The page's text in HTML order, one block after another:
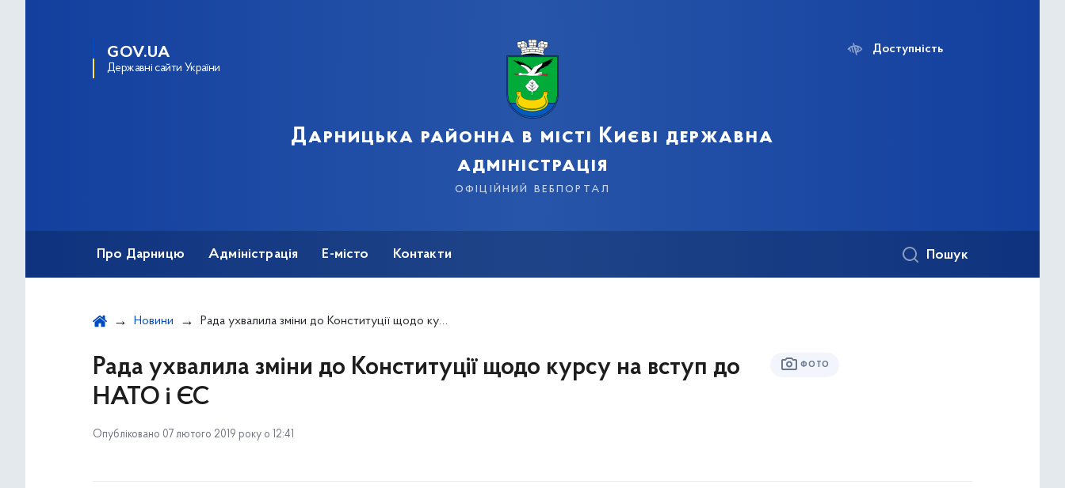
GOV.UA
Державні сайти України
Дарницька районна в місті Києві державна
адміністрація
офіційний вебпортал
Доступність
Про Дарницю Адміністрація Е-місто Контакти Пошук
Новини Рада ухвалила зміни до Конституції щодо курсу на вступ до НАТО і ЄС
Рада ухвалила зміни до Конституції щодо курсу на вступ до
НАТО і ЄС
Опубліковано 07 лютого 2019 року о 12:41
ФОТО